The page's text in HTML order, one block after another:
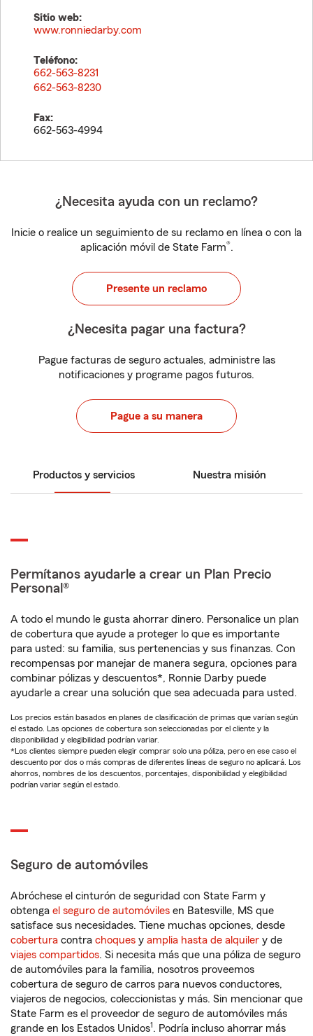
Sitio web:
www.ronniedarby.com
Teléfono:
662-563-8231
662-563-8230
Fax:
662-563-4994
¿Necesita ayuda con un reclamo?
Inicie o realice un seguimiento de su reclamo en línea o con la
aplicación móvil de State Farm®.
Presente un reclamo
¿Necesita pagar una factura?
Pague facturas de seguro actuales, administre las
notificaciones y programe pagos futuros.
Pague a su manera
Productos y servicios Nuestra misión
Permítanos ayudarle a crear un Plan Precio
Personal®
A todo el mundo le gusta ahorrar dinero. Personalice un plan
de cobertura que ayude a proteger lo que es importante
para usted: su familia, sus pertenencias y sus finanzas. Con
recompensas por manejar de manera segura, opciones para
combinar pólizas y descuentos*, Ronnie Darby puede
ayudarle a crear una solución que sea adecuada para usted.
Los precios están basados en planes de clasificación de primas que varían según
el estado. Las opciones de cobertura son seleccionadas por el cliente y la
disponibilidad y elegibilidad podrían variar.
*Los clientes siempre pueden elegir comprar solo una póliza, pero en ese caso el
descuento por dos o más compras de diferentes líneas de seguro no aplicará. Los
ahorros, nombres de los descuentos, porcentajes, disponibilidad y elegibilidad
podrían variar según el estado.
Seguro de automóviles
Abróchese el cinturón de seguridad con State Farm y
obtenga el seguro de automóviles en Batesville, MS que
satisface sus necesidades. Tiene muchas opciones, desde
cobertura contra choques y amplia hasta de alquiler y de
viajes compartidos. Si necesita más que una póliza de seguro
de automóviles para la familia, nosotros proveemos
cobertura de seguro de carros para nuevos conductores,
viajeros de negocios, coleccionistas y más. Sin mencionar que
State Farm es el proveedor de seguro de automóviles más
grande en los Estados Unidos1. Podría incluso ahorrar más